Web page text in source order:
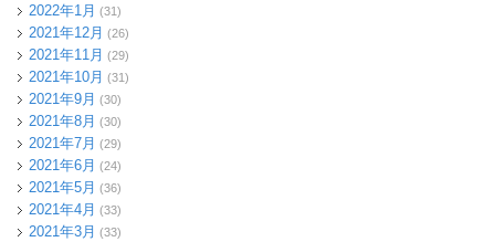
2022年1月 (31)
2021年12月 (26)
2021年11月 (29)
2021年10月 (31)
2021年9月 (30)
2021年8月 (30)
2021年7月 (29)
2021年6月 (24)
2021年5月 (36)
2021年4月 (33)
2021年3月 (33)